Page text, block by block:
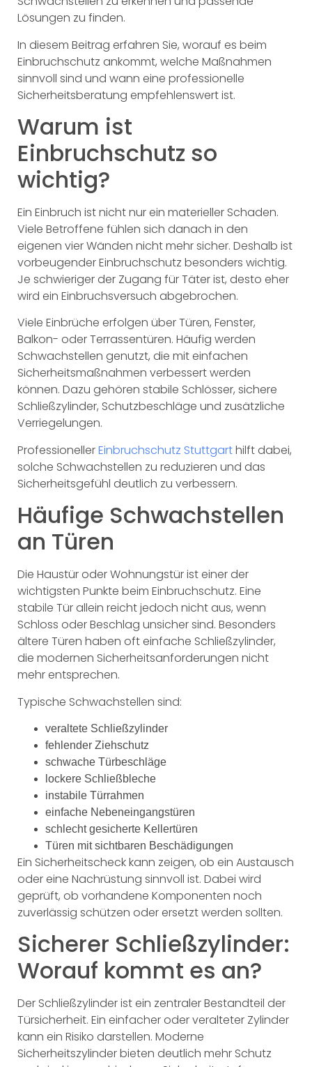
Lösungen zu finden.
In diesem Beitrag erfahren Sie, worauf es beim
Einbruchschutz ankommt, welche Maßnahmen
sinnvoll sind und wann eine professionelle
Sicherheitsberatung empfehlenswert ist.
Warum ist
Einbruchschutz so
wichtig?
Ein Einbruch ist nicht nur ein materieller Schaden.
Viele Betroffene fühlen sich danach in den
eigenen vier Wänden nicht mehr sicher. Deshalb ist
vorbeugender Einbruchschutz besonders wichtig.
Je schwieriger der Zugang für Täter ist, desto eher
wird ein Einbruchsversuch abgebrochen.
Viele Einbrüche erfolgen über Türen, Fenster,
Balkon- oder Terrassentüren. Häufig werden
Schwachstellen genutzt, die mit einfachen
Sicherheitsmaßnahmen verbessert werden
können. Dazu gehören stabile Schlösser, sichere
Schließzylinder, Schutzbeschläge und zusätzliche
Verriegelungen.
ProfessionellerEinbruchschutz Stuttgarthilft dabei,
solche Schwachstellen zu reduzieren und das
Sicherheitsgefühl deutlich zu verbessern.
Häufige Schwachstellen
an Türen
Die Haustür oder Wohnungstür ist einer der
wichtigsten Punkte beim Einbruchschutz. Eine
stabile Tür allein reicht jedoch nicht aus, wenn
Schloss oder Beschlag unsicher sind. Besonders
ältere Türen haben oft einfache Schließzylinder,
die modernen Sicherheitsanforderungen nicht
mehr entsprechen.
Typische Schwachstellen sind:
veraltete Schließzylinder
fehlender Ziehschutz
schwache Türbeschläge
lockere Schließbleche
instabile Türrahmen
einfache Nebeneingangstüren
schlecht gesicherte Kellertüren
Türen mit sichtbaren Beschädigungen
Ein Sicherheitscheck kann zeigen, ob ein Austausch
oder eine Nachrüstung sinnvoll ist. Dabei wird
geprüft, ob vorhandene Komponenten noch
zuverlässig schützen oder ersetzt werden sollten.
Sicherer Schließzylinder:
Worauf kommt es an?
Der Schließzylinder ist ein zentraler Bestandteil der
Türsicherheit. Ein einfacher oder veralteter Zylinder
kann ein Risiko darstellen. Moderne
Sicherheitszylinder bieten deutlich mehr Schutz